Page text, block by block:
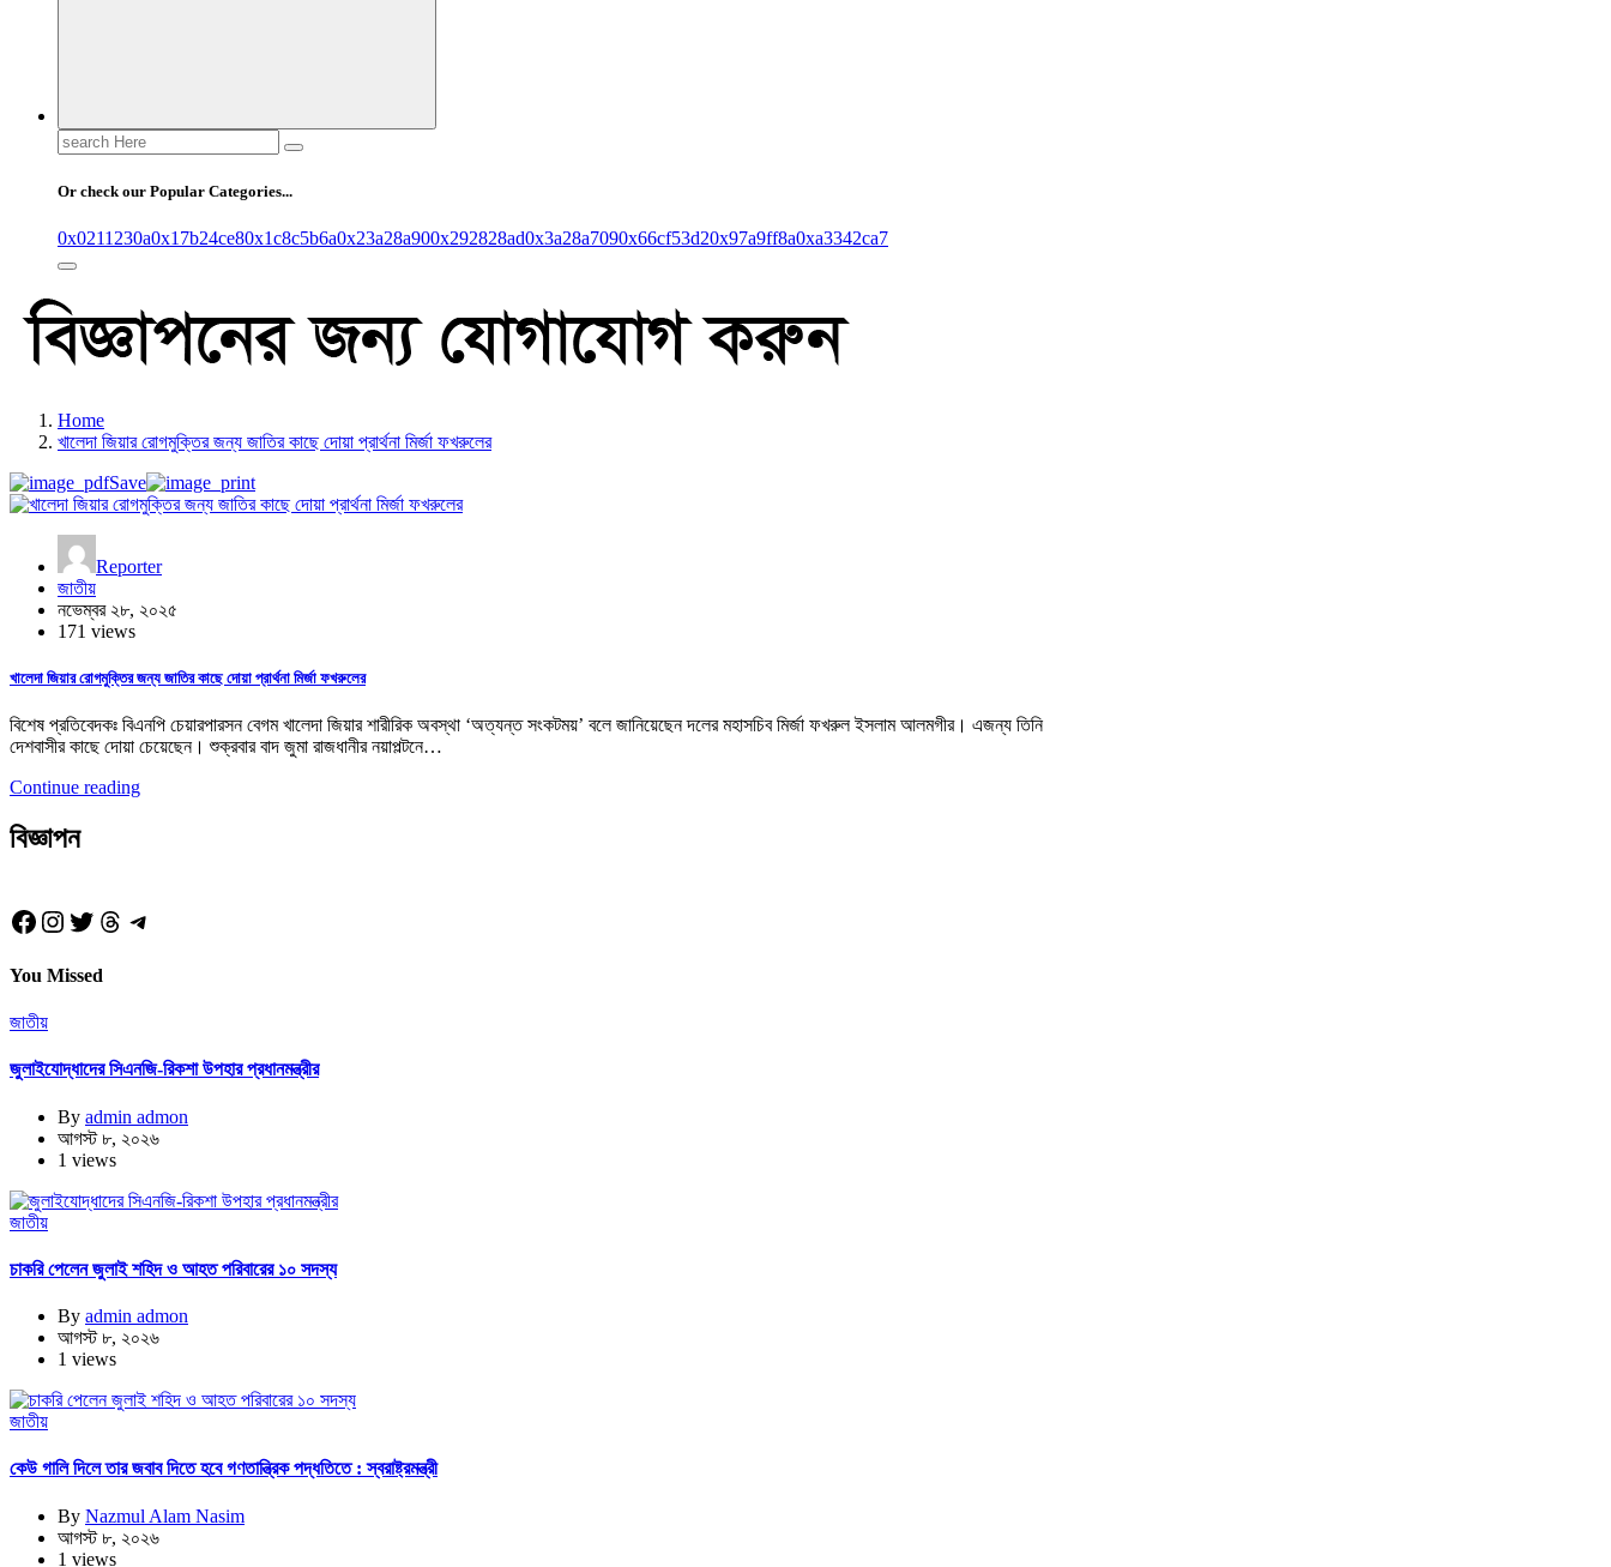
Search
for:
Or check our Popular Categories...
0x0211230a0x17b24ce80x1c8c5b6a0x23a28a900x292828ad0x3a28a7090x66cf53d20x97a9ff8a0xa3342ca7
Home
খালেদা জিয়ার রোগমুক্তির জন্য জাতির কাছে দোয়া প্রার্থনা মির্জা ফখরুলের
Save
Reporter
জাতীয়
নভেম্বর ২৮, ২০২৫
171 views
খালেদা জিয়ার রোগমুক্তির জন্য জাতির কাছে দোয়া প্রার্থনা মির্জা ফখরুলের
বিশেষ প্রতিবেদকঃ বিএনপি চেয়ারপারসন বেগম খালেদা জিয়ার শারীরিক অবস্থা ‘অত্যন্ত সংকটময়’ বলে জানিয়েছেন দলের মহাসচিব মির্জা ফখরুল ইসলাম আলমগীর। এজন্য তিনি
দেশবাসীর কাছে দোয়া চেয়েছেন। শুক্রবার বাদ জুমা রাজধানীর নয়াপল্টনে…
Continue reading
বিজ্ঞাপন
Facebook
Instagram
Twitter
Threads
Telegram
You Missed
জাতীয়
জুলাইযোদ্ধাদের সিএনজি-রিকশা উপহার প্রধানমন্ত্রীর
By admin admon
আগস্ট ৮, ২০২৬
1 views
জাতীয়
চাকরি পেলেন জুলাই শহিদ ও আহত পরিবারের ১০ সদস্য
By admin admon
আগস্ট ৮, ২০২৬
1 views
জাতীয়
কেউ গালি দিলে তার জবাব দিতে হবে গণতান্ত্রিক পদ্ধতিতে : স্বরাষ্ট্রমন্ত্রী
By Nazmul Alam Nasim
আগস্ট ৮, ২০২৬
1 views